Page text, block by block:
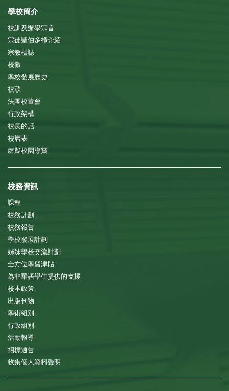
學校簡介
校訓及辦學宗旨
宗徒聖伯多祿介紹
宗教標誌
校徽
學校發展歷史
校歌
法團校董會
行政架構
校長的話
校曆表
虛擬校園導賞
校務資訊
課程
校務計劃
校務報告
學校發展計劃
姊妹學校交流計劃
全方位學習津貼
為非華語學生提供的支援
校本政策
出版刊物
學術組別
行政組別
活動報導
招標通告
收集個人資料聲明